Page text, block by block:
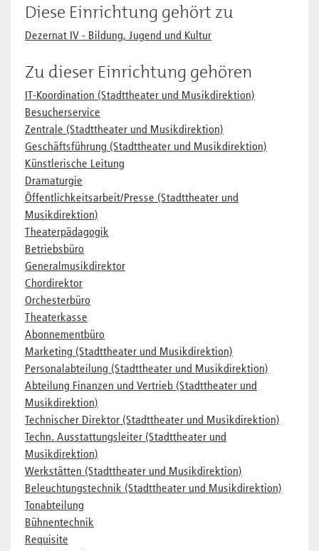
Diese Einrichtung gehört zu
Dezernat IV - Bildung, Jugend und Kultur
Zu dieser Einrichtung gehören
IT-Koordination (Stadttheater und Musikdirektion)
Besucherservice
Zentrale (Stadttheater und Musikdirektion)
Geschäftsführung (Stadttheater und Musikdirektion)
Künstlerische Leitung
Dramaturgie
Öffentlichkeitsarbeit/Presse (Stadttheater und
Musikdirektion)
Theaterpädagogik
Betriebsbüro
Generalmusikdirektor
Chordirektor
Orchesterbüro
Theaterkasse
Abonnementbüro
Marketing (Stadttheater und Musikdirektion)
Personalabteilung (Stadttheater und Musikdirektion)
Abteilung Finanzen und Vertrieb (Stadttheater und
Musikdirektion)
Technischer Direktor (Stadttheater und Musikdirektion)
Techn. Ausstattungsleiter (Stadttheater und
Musikdirektion)
Werkstätten (Stadttheater und Musikdirektion)
Beleuchtungstechnik (Stadttheater und Musikdirektion)
Tonabteilung
Bühnentechnik
Requisite